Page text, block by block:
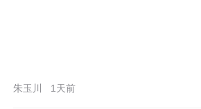
朱玉川 1天前